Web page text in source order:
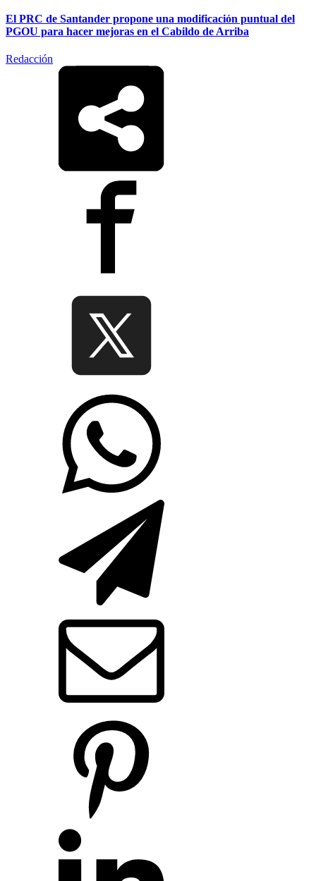
El PRC de Santander propone una modificación puntual del
PGOU para hacer mejoras en el Cabildo de Arriba
Redacción